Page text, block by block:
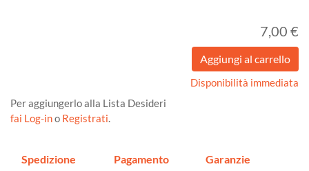
7,00 €
Disponibilità immediata
Per aggiungerlo alla Lista Desideri
fai Log-ino Registrati.
Spedizione Pagamento Garanzie